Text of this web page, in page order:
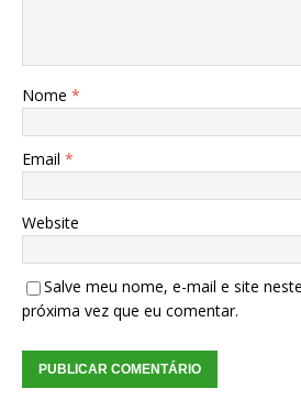
Nome *
Email *
Website
Salve meu nome, e-mail e site
próxima vez que eu comentar.